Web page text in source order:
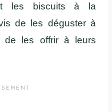
les biscuits à la
de les déguster à
de les offrir à leurs